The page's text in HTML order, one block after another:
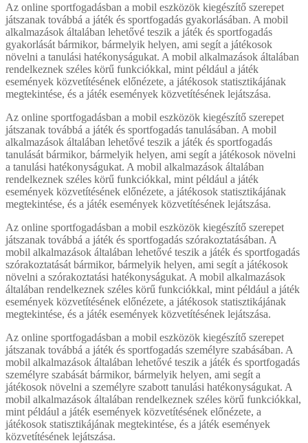
Az online sportfogadásban a mobil eszközök kiegészítő szerepet
játszanak továbbá a játék és sportfogadás gyakorlásában. A mobil
alkalmazások általában lehetővé teszik a játék és sportfogadás
gyakorlását bármikor, bármelyik helyen, ami segít a játékosok
növelni a tanulási hatékonyságukat. A mobil alkalmazások általában
rendelkeznek széles körű funkciókkal, mint például a játék
események közvetítésének előnézete, a játékosok statisztikájának
megtekintése, és a játék események közvetítésének lejátszása.
Az online sportfogadásban a mobil eszközök kiegészítő szerepet
játszanak továbbá a játék és sportfogadás tanulásában. A mobil
alkalmazások általában lehetővé teszik a játék és sportfogadás
tanulását bármikor, bármelyik helyen, ami segít a játékosok növelni
a tanulási hatékonyságukat. A mobil alkalmazások általában
rendelkeznek széles körű funkciókkal, mint például a játék
események közvetítésének előnézete, a játékosok statisztikájának
megtekintése, és a játék események közvetítésének lejátszása.
Az online sportfogadásban a mobil eszközök kiegészítő szerepet
játszanak továbbá a játék és sportfogadás szórakoztatásában. A
mobil alkalmazások általában lehetővé teszik a játék és sportfogadás
szórakoztatását bármikor, bármelyik helyen, ami segít a játékosok
növelni a szórakoztatási hatékonyságukat. A mobil alkalmazások
általában rendelkeznek széles körű funkciókkal, mint például a játék
események közvetítésének előnézete, a játékosok statisztikájának
megtekintése, és a játék események közvetítésének lejátszása.
Az online sportfogadásban a mobil eszközök kiegészítő szerepet
játszanak továbbá a játék és sportfogadás személyre szabásában. A
mobil alkalmazások általában lehetővé teszik a játék és sportfogadás
személyre szabását bármikor, bármelyik helyen, ami segít a
játékosok növelni a személyre szabott tanulási hatékonyságukat. A
mobil alkalmazások általában rendelkeznek széles körű funkciókkal,
mint például a játék események közvetítésének előnézete, a
játékosok statisztikájának megtekintése, és a játék események
közvetítésének lejátszása.